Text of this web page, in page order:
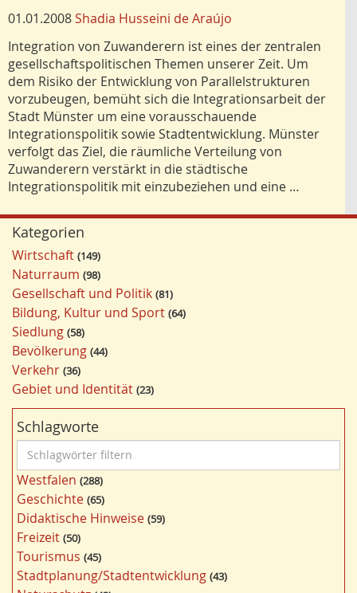
01.01.2008Shadia Husseini de Araújo
Integration von Zuwanderern ist eines der zentralen
gesellschaftspolitischen Themen unserer Zeit. Um
dem Risiko der Entwicklung von Parallelstrukturen
vorzubeugen, bemüht sich die Integrationsarbeit der
Stadt Münster um eine vorausschauende
Integrationspolitik sowie Stadtentwicklung. Münster
verfolgt das Ziel, die räumliche Verteilung von
Zuwanderern verstärkt in die städtische
Integrationspolitik mit einzubeziehen und eine …
Kategorien
Wirtschaft 149
Naturraum 98
Gesellschaft und Politik 81
Bildung, Kultur und Sport 64
Siedlung 58
Bevölkerung 44
Verkehr 36
Gebiet und Identität 23
Schlagworte
c
h
l
a
g
w
ö
Westfalen 288
Geschichte 65
Didaktische Hinweise 59
Freizeit 50
Tourismus 45
Stadtplanung/Stadtentwicklung 43